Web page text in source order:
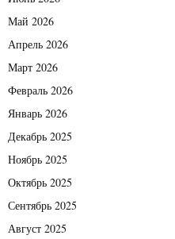
Май 2026
Апрель 2026
Март 2026
Февраль 2026
Январь 2026
Декабрь 2025
Ноябрь 2025
Октябрь 2025
Сентябрь 2025
Август 2025